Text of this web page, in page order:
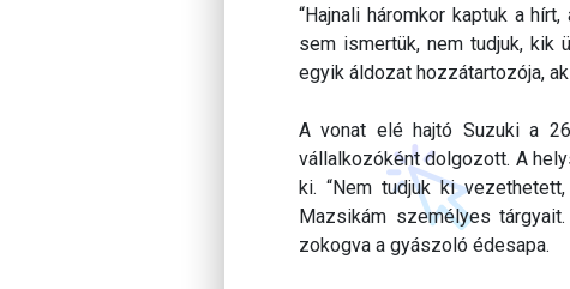
“Hajnali háromkor kaptuk a
sem ismertük, nem tudjuk, kik
egyik áldozat hozzátartozója,
A vonat elé hajtó Suzuki a
vállalkozóként dolgozott. A
ki. “Nem tudjuk ki
Mazsikám személyes
zokogva a gyászoló édesapa.